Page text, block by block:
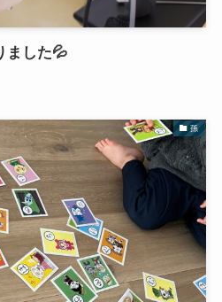
ました💦
孫